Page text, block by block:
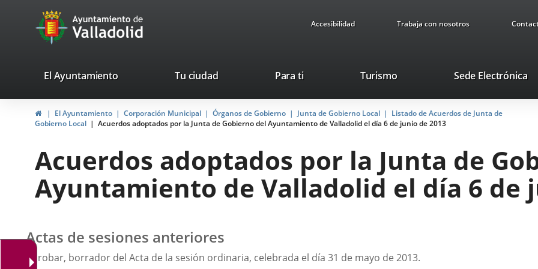
Portal
Web
Ayuntamiento
de
Valladolid
Accesibilidad Trabaja con nosotros
valladolid.es
El Ayuntamiento Tu ciudad Para ti TurismoThis
will
open
in
pop-
up
window.
Sede Electrónica
HomeEl Ayuntamiento Corporación Municipal Órganos de Gobierno Junta de Gobierno Local
Listado de Acuerdos de Junta de
Gobierno Local
Acuerdos adoptados por la Junta de Gobierno del Ayuntamiento de Valladolid el día 6 de junio de 2013
Acuerdos adoptados por la Junta de
Ayuntamiento de Valladolid el día 6 de
Actas de sesiones anteriores
Aprobar, borrador del Acta de la sesión ordinaria, celebrada el día 31 de mayo de 2013.